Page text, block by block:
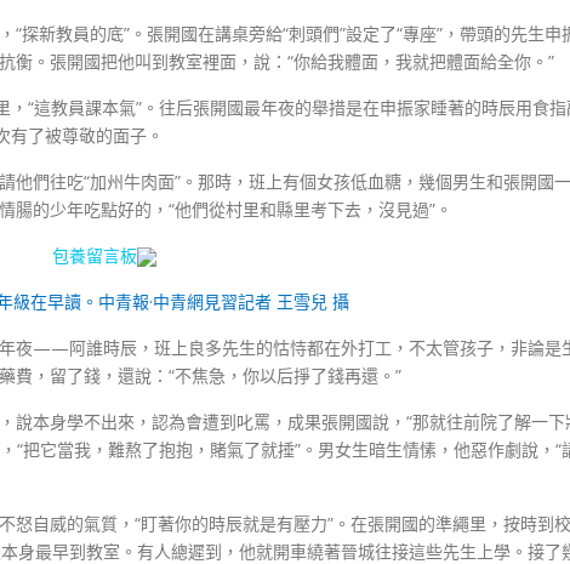
“探新教員的底”。張開國在講桌旁給“刺頭們”設定了“專座”，帶頭的先生申
衡。張開國把他叫到教室裡面，說：“你給我體面，我就把體面給全你。”
，“這教員課本氣”。往后張開國最年夜的舉措是在申振家睡著的時辰用食
有了被尊敬的面子。
他們往吃“加州牛肉面”。那時，班上有個女孩低血糖，幾個男生和張開國一
的少年吃點好的，“他們從村里和縣里考下去，沒見過”。
包養留言板
級在早讀。中青報·中青網見習記者 王雪兒 攝
夜——阿誰時辰，班上良多先生的怙恃都在外打工，不太管孩子，非論是
，留了錢，還說：“不焦急，你以后掙了錢再還。”
說本身學不出來，認為會遭到叱罵，成果張開國說，“那就往前院了解一下
“把它當我，難熬了抱抱，賭氣了就捶”。男女生暗生情愫，他惡作劇說，“
怒自威的氣質，“盯著你的時辰就是有壓力”。在張開國的準繩里，按時到校
最早到教室。有人總遲到，他就開車繞著晉城往接這些先生上學。接了